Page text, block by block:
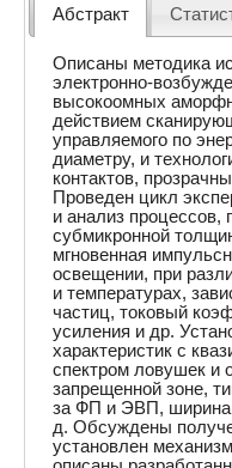
Абстракт
Описаны методика
электронно-
высокоомных
действием
управляемого по
диаметру, и
контактов,
Проведен цикл
и анализ процессов,
субмикронной
мгновенная
освещении, при
и температурах,
частиц, токовый
усиления и др.
характеристик с
спектром ловушек и
запрещенной зоне,
за ФП и ЭВП, ширина
д. Обсуждены
установлен